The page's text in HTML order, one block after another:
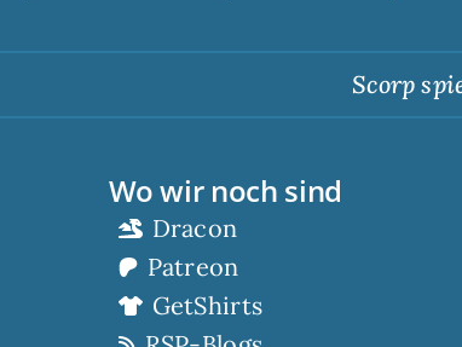
Scorp spielt
Wo wir noch sind
Dracon
Patreon
GetShirts